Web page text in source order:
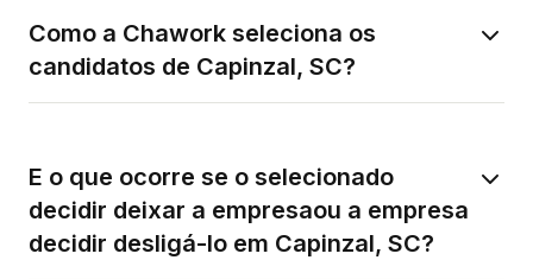
Como a Chawork seleciona os
candidatos de Capinzal, SC?
E o que ocorre se o selecionado
decidir deixar a empresaou a empresa
decidir desligá-lo em Capinzal, SC?